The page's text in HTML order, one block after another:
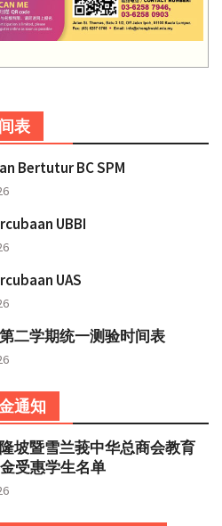
表
Bertutur BC SPM
UBBI
UAS
二学期统一测验时间表
通知
坡暨雪兰莪中华总商会教育
受惠学生名单